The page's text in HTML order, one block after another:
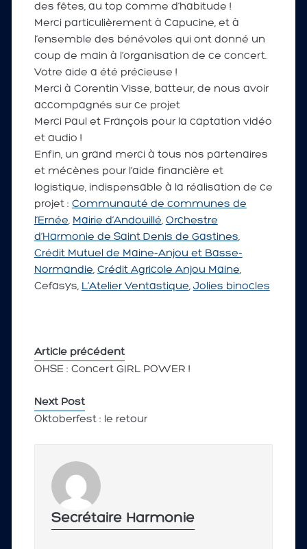
des fêtes, au top comme d’habitude !
Merci particulièrement à Capucine, et à
l’ensemble des bénévoles qui ont donné un
coup de main à l’organisation de ce concert.
Votre aide a été précieuse !
Merci à Corentin Visse, batteur, de nous avoir
accompagnés sur ce projet
Merci Paul et François pour la captation vidéo
et audio !
Enfin, un grand merci à tous nos partenaires
et mécènes pour l’aide financière et
logistique, indispensable à la réalisation de ce
projet : Communauté de communes de
l’Ernée, Mairie d’Andouillé, Orchestre
d’Harmonie de Saint Denis de Gastines,
Crédit Mutuel de Maine-Anjou et Basse-
Normandie, Crédit Agricole Anjou Maine,
Cefasys, L’Atelier Ventastique, Jolies binocles
Article précédent
OHSE : Concert GIRL POWER !
Next Post
Oktoberfest : le retour
Secrétaire Harmonie